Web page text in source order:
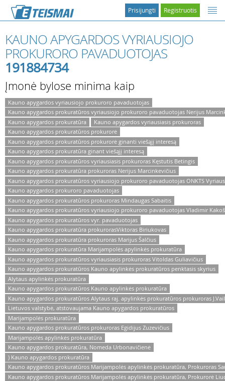
Registruotis
Prisijungti
KAUNO APYGARDOS VYRIAUSIOJO
PROKURORO PAVADUOTOJAS
191884734
Įmonė bylose minima kaip
Kauno apygardos vyriausiojo prokuroro pavaduotojas
Kauno apygardos prokuratūros vyriausiojo prokuroro pavaduotojas Nerijus
Kauno apygardos prokuratūra
Kauno apygardos vyriausiasis prokuroras
Kauno apygardos prokuratūros prokurorė
Kauno apygardos prokuratūros prokurorė ginanti viešąjį interesą
Kauno apygardos prokuratūra ginant viešąjį interesą
Kauno apygardos prokuratūros vyriausiasis prokuroras Kęstutis Betingis
Kauno apygardos prokuratūra prokuroras Nerijus Marcinkevičius
Kauno apygardos prokuratūros vyriausiojo prokuroro pavaduotojas ONKTS
Kauno apygardos prokuroro pavaduotojas
Kauno apygardos prokuratūros prokuroras Mindaugas Sabaitis
Kauno apygardos prokuratūros vyriausiojo prokuroro pavaduotojas Vladimir
Kauno apygardos prokuratūros vyr. pavaduotojas
Kauno apygardos prokuratūra prokurorasViktoras Biriukovas
Kauno apygardos prokuratūra prokuroras Marijus Šalčius
Kauno apygardos prokuratūra Marijampolės apylinkės prokuratūra
Kauno apygardos prokuratūros vyriausiasis prokuroras Vitoldas Guliavičius
Kauno apygardos prokuratūros Kauno apylinkės prokuratūros penktasis skyrius
Alytaus apylinkės prokuratūra
Kauno apygardos prokuratūros Kauno apylinkės prokuratūra
Kauno apygardos prokuratūros Alytaus raj. apylinkės prokuratūros prokuroras
Lietuvos valstybė, atstovaujama Kauno apygardos prokuratūros
Marijampolės prokuratūra
Kauno apygardos prokuratūros prokuroras Egidijus Zuzevičius
Marijampolės apylinkės prokuratūra
Kauno apygardos prokuratūra, Nomeda Urbonavičienė
) Kauno apygardos prokuratūra
Kauno apygardos prokuratūros Marijampolės apylinkės prokuratūra, Prokuroras
Kauno apygardos prokuratūros Marijampolės apylinkės prokuratūra, Prokurorė